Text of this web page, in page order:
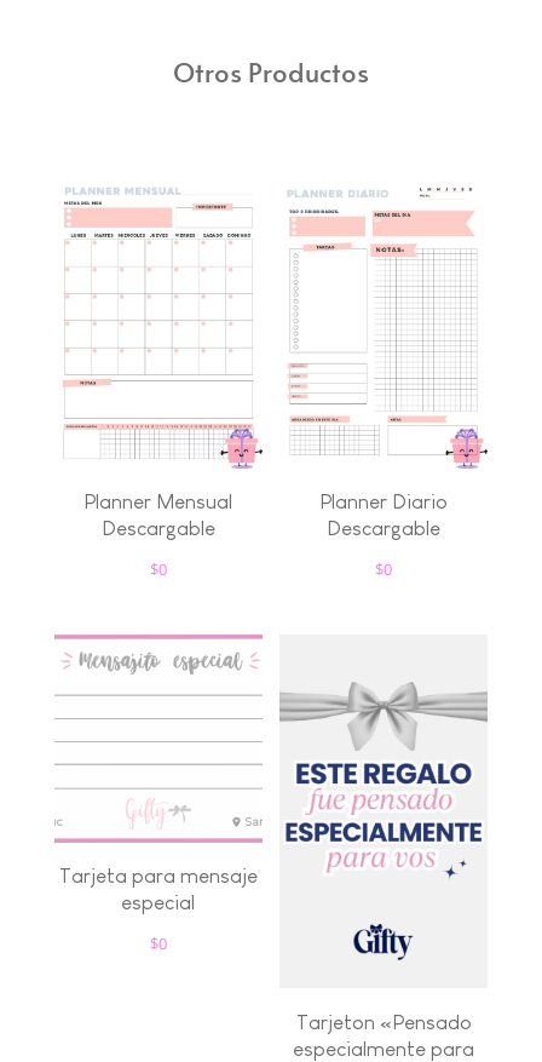
Otros Productos
Planner Mensual
Descargable
$0
Planner Diario
Descargable
$0
Tarjeta para mensaje
especial
$0
Tarjeton «Pensado
especialmente para